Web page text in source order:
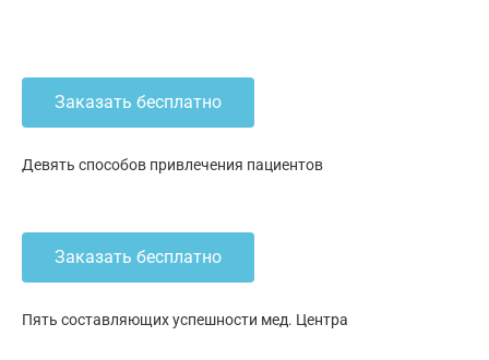
Заказать бесплатно
Девять способов привлечения пациентов
Заказать бесплатно
Пять составляющих успешности мед. Центра